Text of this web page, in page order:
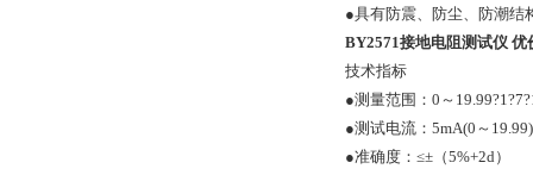
●具有防震、防尘、防潮结
BY2571接地电阻测试仪 优
技术指标
●测量范围：0～
●测试电流：5mA(0～
●准确度：≤±（5%+2d）